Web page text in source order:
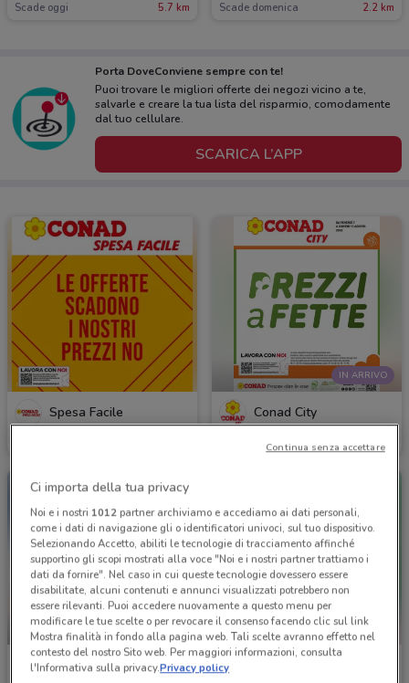
Scade oggi 5.7 km Scade domenica 2.2 km
Porta DoveConviene sempre con te!
Puoi trovare le migliori offerte dei negozi vicino a te,
salvarle e creare la tua lista del risparmio, comodamente
dal tuo cellulare.
SCARICA L’APP
Spesa Facile
IN ARRIVO
Conad City
Valido da domani 5.7 km
NUOVO
Supermercati Mega
Ci importa della tua privacy
Noi e i nostri 1012partner archiviamo e accediamo ai dati personali,
come i dati di navigazione gli o identificatori univoci, sul tuo dispositivo.
Selezionando Accetto, abiliti le tecnologie di tracciamento affinché
supportino gli scopi mostrati alla voce "Noi e i nostri partner trattiamo i
dati da fornire". Nel caso in cui queste tecnologie dovessero essere
disabilitate, alcuni contenuti e annunci visualizzati potrebbero non
essere rilevanti. Puoi accedere nuovamente a questo menu per
modificare le tue scelte o per revocare il consenso facendo clic sul link
Mostra finalità in fondo alla pagina web. Tali scelte avranno effetto nel
contesto del nostro Sito web. Per maggiori informazioni, consulta
l'Informativa sulla privacy.Privacy policy
Continua senza accettare